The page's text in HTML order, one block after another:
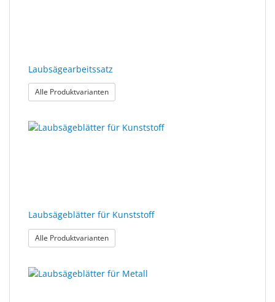
Laubsägearbeitssatz
Alle Produktvarianten: Laubsägearbeitssatz
Laubsägeblätter für Kunststoff
Alle Produktvarianten: Laubsägeblätter für Kunststoff